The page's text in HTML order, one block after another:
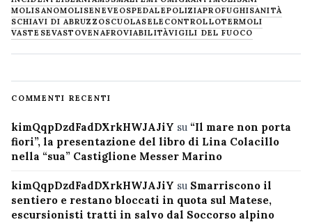
MOLISANOMOLISENEVE OSPEDALEPOLIZIAPROFUGHISANITÀ
SCHIAVI DI ABRUZZOSCUOLASELECONTROLLOTERMOLI
VASTESEVASTOVENAFROVIABILITÀVIGILI DEL FUOCO
COMMENTI RECENTI
kimQqpDzdFadDXrkHWJAJiY su “Il mare non porta
fiori”, la presentazione del libro di Lina Colacillo
nella “sua” Castiglione Messer Marino
kimQqpDzdFadDXrkHWJAJiY su Smarriscono il
sentiero e restano bloccati in quota sul Matese,
escursionisti tratti in salvo dal Soccorso alpino